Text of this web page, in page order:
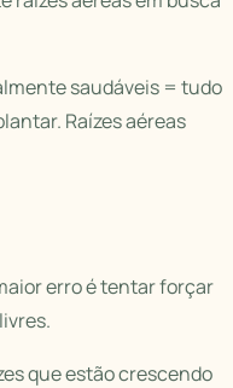
saudáveis = tudo
Raízes aéreas
erro é tentar forçar
que estão crescendo